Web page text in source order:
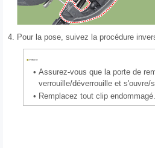
4. Pour la pose, suivez la procédure
• Assurez-vous que la porte de
verrouille/déverrouille et s'ouvre/
• Remplacez tout clip endommagé.